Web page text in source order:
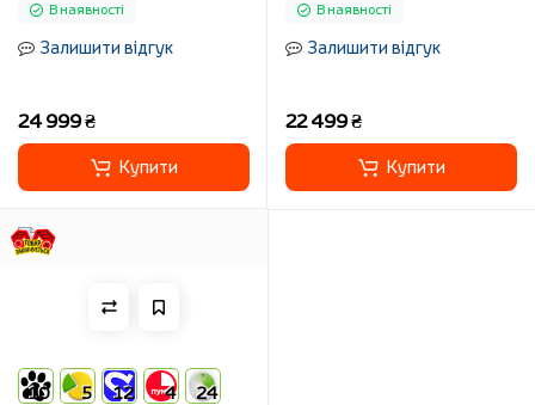
В наявності
Залишити відгук
24 999 ₴
Купити
В наявності
Залишити відгук
22 499 ₴
Купити
10 5 12 4 24